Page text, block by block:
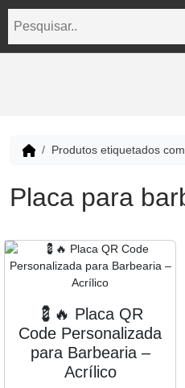
Produtos etiquetados
Placa para
💈🔥 Placa QR
Code Personalizada
para Barbearia –
Acrílico